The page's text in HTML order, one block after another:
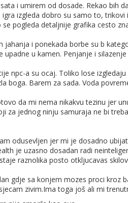
sam ko lud, sve sam zavrsio.
Kansei Armor? :D
je trebalo dosta dugo da ocistim
furam Ronin armor koji sam
kraći? Jer ovo mi se za sada
i umirem od dosade. Rekao bih
izgleda dobro su samo to,
se pogleda detaljnije grafika cesto
jahanja i ponekada borbe su b
upadne u kamen. Penjanje i
npc-a su ocaj. Toliko lose
boga. Barem za sada. Voda
da mi nema nikakvu tezinu jer
za jednog ninju samuraja ne bi
odusevljen jer mi je dosadno
je uzasno dosadan radi
raznolika posto otkljucavas
gdje sa konjem mozes proci kroz
zivim.Ima toga još ali mi